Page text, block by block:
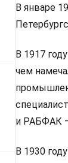
В январе
В 1917
чем
и РАБФАК
В 1930